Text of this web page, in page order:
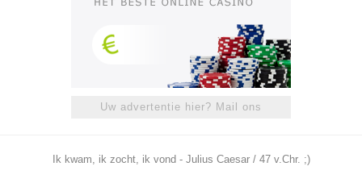
Uw advertentie hier? Mail ons
Ik kwam, ik zocht, ik vond - Julius Caesar / 47 v.Chr. ;)